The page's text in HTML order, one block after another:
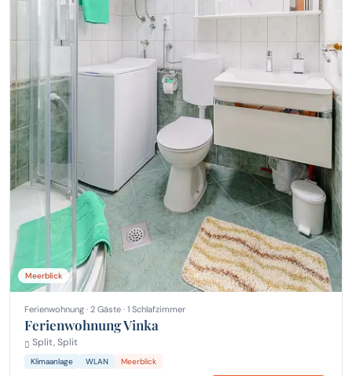
Meerblick
Ferienwohnung · 2 Gäste · 1 Schlafzimmer
Ferienwohnung Vinka
Split, Split
Klimaanlage WLAN Meerblick